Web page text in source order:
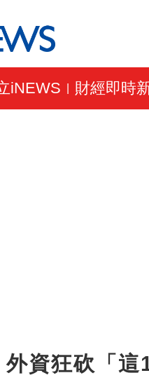
iNEWS 財經即時
外資狂砍「